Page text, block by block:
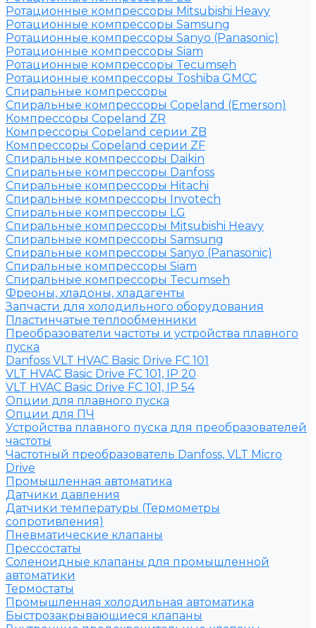
Ротационные компрессоры Mitsubishi Heavy
Ротационные компрессоры Samsung
Ротационные компрессоры Sanyo (Panasonic)
Ротационные компрессоры Siam
Ротационные компрессоры Tecumseh
Ротационные компрессоры Toshiba GMCC
Спиральные компрессоры
Спиральные компрессоры Copeland (Emerson)
Компрессоры Copeland ZR
Компрессоры Copeland серии ZB
Компрессоры Copeland серии ZF
Спиральные компрессоры Daikin
Спиральные компрессоры Danfoss
Спиральные компрессоры Hitachi
Спиральные компрессоры Invotech
Спиральные компрессоры LG
Спиральные компрессоры Mitsubishi Heavy
Спиральные компрессоры Samsung
Спиральные компрессоры Sanyo (Panasonic)
Спиральные компрессоры Siam
Спиральные компрессоры Tecumseh
Фреоны, хладоны, хладагенты
Запчасти для холодильного оборудования
Пластинчатые теплообменники
Преобразователи частоты и устройства плавного
пуска
Danfoss VLT HVAC Basic Drive FC 101
VLT HVAC Basic Drive FC 101, IP 20
VLT HVAC Basic Drive FC 101, IP 54
Опции для плавного пуска
Опции для ПЧ
Устройства плавного пуска для преобразователей
частоты
Частотный преобразователь Danfoss, VLT Micro
Drive
Промышленная автоматика
Датчики давления
Датчики температуры (Термометры
сопротивления)
Пневматические клапаны
Прессостаты
Соленоидные клапаны для промышленной
автоматики
Термостаты
Промышленная холодильная автоматика
Быстрозакрывающиеся клапаны